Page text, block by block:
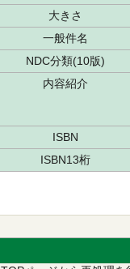
大きさ
一般件名
NDC分類(10版)
内容紹介
ISBN
ISBN13桁